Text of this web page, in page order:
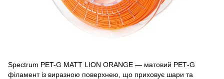
Spectrum PET-G MATT LION ORANGE — матовий PET‑G
філамент із виразною поверхнею, що приховує шари та